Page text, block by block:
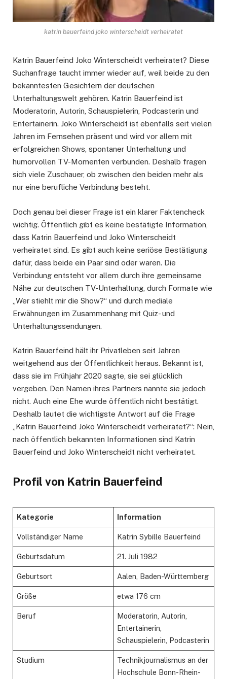
katrin bauerfeind joko winterscheidt verheiratet
Katrin Bauerfeind Joko Winterscheidt verheiratet? Diese
Suchanfrage taucht immer wieder auf, weil beide zu den
bekanntesten Gesichtern der deutschen
Unterhaltungswelt gehören. Katrin Bauerfeind ist
Moderatorin, Autorin, Schauspielerin, Podcasterin und
Entertainerin. Joko Winterscheidt ist ebenfalls seit vielen
Jahren im Fernsehen präsent und wird vor allem mit
erfolgreichen Shows, spontaner Unterhaltung und
humorvollen TV-Momenten verbunden. Deshalb fragen
sich viele Zuschauer, ob zwischen den beiden mehr als
nur eine berufliche Verbindung besteht.
Doch genau bei dieser Frage ist ein klarer Faktencheck
wichtig. Öffentlich gibt es keine bestätigte Information,
dass Katrin Bauerfeind und Joko Winterscheidt
verheiratet sind. Es gibt auch keine seriöse Bestätigung
dafür, dass beide ein Paar sind oder waren. Die
Verbindung entsteht vor allem durch ihre gemeinsame
Nähe zur deutschen TV-Unterhaltung, durch Formate wie
„Wer stiehlt mir die Show?“ und durch mediale
Erwähnungen im Zusammenhang mit Quiz- und
Unterhaltungssendungen.
Katrin Bauerfeind hält ihr Privatleben seit Jahren
weitgehend aus der Öffentlichkeit heraus. Bekannt ist,
dass sie im Frühjahr 2020 sagte, sie sei glücklich
vergeben. Den Namen ihres Partners nannte sie jedoch
nicht. Auch eine Ehe wurde öffentlich nicht bestätigt.
Deshalb lautet die wichtigste Antwort auf die Frage
„Katrin Bauerfeind Joko Winterscheidt verheiratet?“: Nein,
nach öffentlich bekannten Informationen sind Katrin
Bauerfeind und Joko Winterscheidt nicht verheiratet.
Profil von Katrin Bauerfeind
Kategorie Information
Vollständiger Name Katrin Sybille Bauerfeind
Geburtsdatum 21. Juli 1982
Geburtsort Aalen, Baden-Württemberg
Größe etwa 176 cm
Beruf
Moderatorin, Autorin,
Entertainerin,
Schauspielerin, Podcasterin
Studium
Technikjournalismus an der
Hochschule Bonn-Rhein-